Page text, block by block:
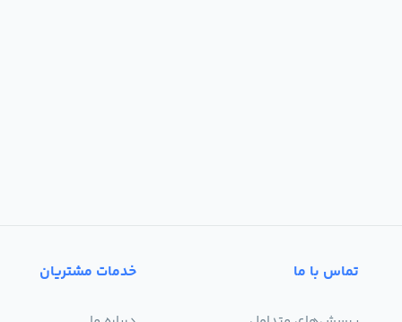
تماس با ما خدمات مشتریان